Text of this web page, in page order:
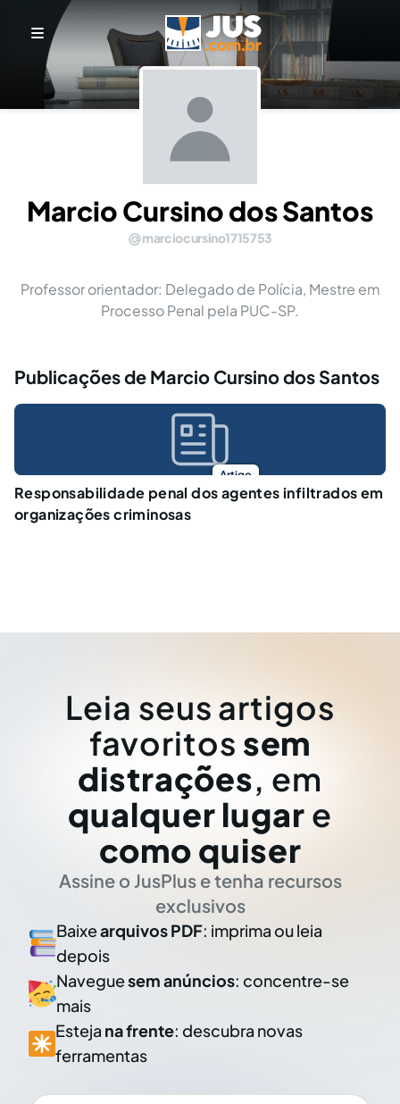
Marcio Cursino dos Santos
marciocursino1715753
Professor orientador: Delegado de Polícia, Mestre em
Processo Penal pela PUC-SP.
Publicações de Marcio Cursino dos Santos
Artigo
Responsabilidade penal dos agentes infiltrados em
organizações criminosas
Leia seus artigos
favoritos sem
distrações, em
qualquer lugar e
como quiser
Assine o JusPlus e tenha recursos
exclusivos
Baixearquivos PDF: imprima ou leia
depois
Naveguesem anúncios: concentre-se
mais
Esteja na frente: descubra novas
ferramentas